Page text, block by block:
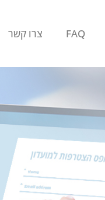
FAQ צרו קשר